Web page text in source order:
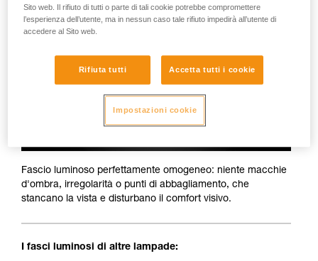
Fascio luminoso perfettamente omogeneo: niente macchie
d'ombra, irregolarità o punti di abbagliamento, che
stancano la vista e disturbano il comfort visivo.
I fasci luminosi di altre lampade:
Sito web. Il rifiuto di tutti o parte di tali cookie potrebbe compromettere
l’esperienza dell’utente, ma in nessun caso tale rifiuto impedirà all’utente di
accedere al Sito web.
Rifiuta tutti Accetta tutti i cookie
Impostazioni cookie